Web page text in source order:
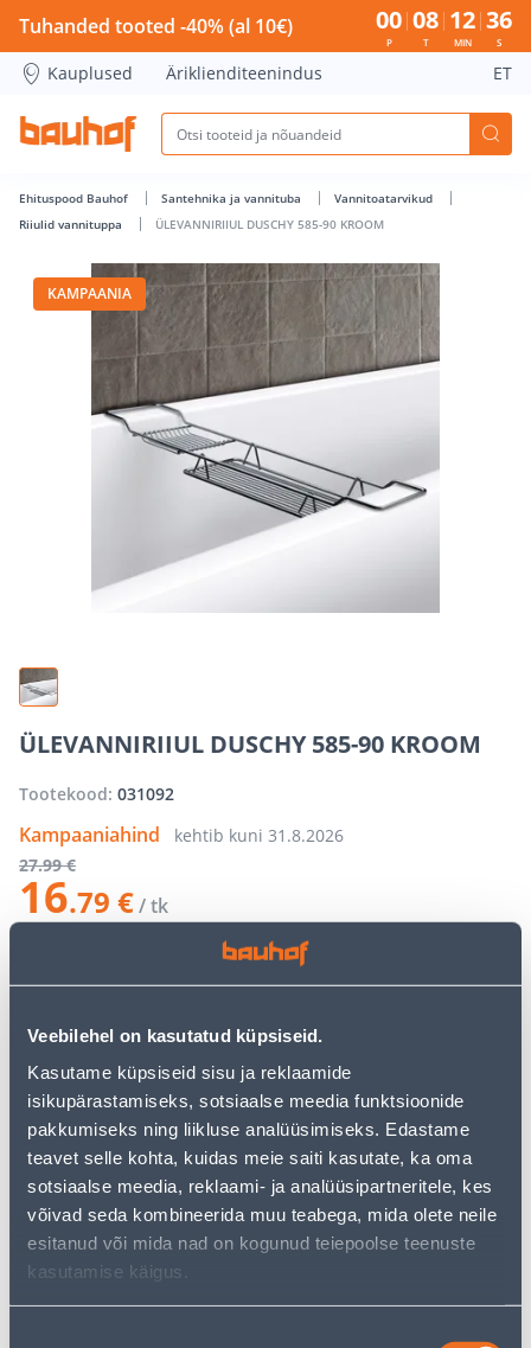
Veebilehel on kasutatud küpsiseid.
Kasutame küpsiseid sisu ja reklaamide
isikupärastamiseks, sotsiaalse meedia funktsioonide
pakkumiseks ning liikluse analüüsimiseks. Edastame
teavet selle kohta, kuidas meie saiti kasutate, ka oma
sotsiaalse meedia, reklaami- ja analüüsipartneritele, kes
võivad seda kombineerida muu teabega, mida olete neile
esitanud või mida nad on kogunud teiepoolse teenuste
kasutamise käigus.
ÜLEVANNIRIIUL DUSCHY 585-90 KROOM - Bauhof has
Tuhanded tooted -40% (al 10€) 00
P
08
T
12
MIN
36
S
Kauplused Äriklienditeenindus ET
Ehituspood Bauhof Santehnika ja vannituba
Vannitoatarvikud
Riiulid vannituppa
ÜLEVANNIRIIUL DUSCHY 585-90 KROOM
KAMPAANIA
ÜLEVANNIRIIUL DUSCHY 585-90 KROOM
Tootekood: 031092
Kampaaniahind kehtib kuni 31.8.2026
27.99 €
16.79 €/ tk
− + LISA OSTUKORVI
Vaata saadavust
• Vanniriiul mõõtmetega 690 x 160 x 60 mm.
• Kroomitud metall.
• 14-päevane tagastusõigus
Eeldatav kojuvedu 3,69 € al. 2-5 tööpäeva